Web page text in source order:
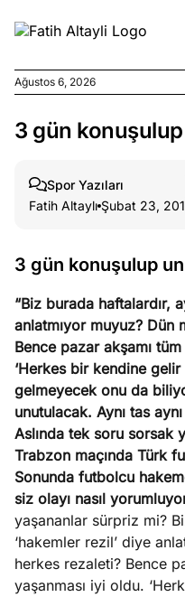
Ağustos
yasalar
Ağustos
stok
caiz
Ağustos
4, 2026
umutlu
ister
Köşe
Yazıları
Ağustos 6, 2026
3 gün
Spor Yazıları
Fatih Altaylı Şubat 23,
3 gün konuşulup
“Biz burada haftalardır,
anlatmıyor muyuz? Dün
Bence pazar akşamı
‘Herkes bir kendine
gelmeyecek onu da
unutulacak. Aynı tas
Aslında tek soru sorsak
Trabzon maçında Türk
Sonunda futbolcu
siz olayı nasıl
yaşananlar sürpriz mi?
‘hakemler rezil’ diye
herkes rezaleti? Bence
yaşanması iyi oldu.